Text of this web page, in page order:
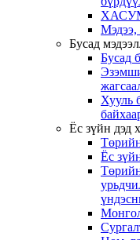
ХАСУМ
Мэдээ,
Бусад
Бусад
Хууль
Ёс зүйн дэд
Ёс